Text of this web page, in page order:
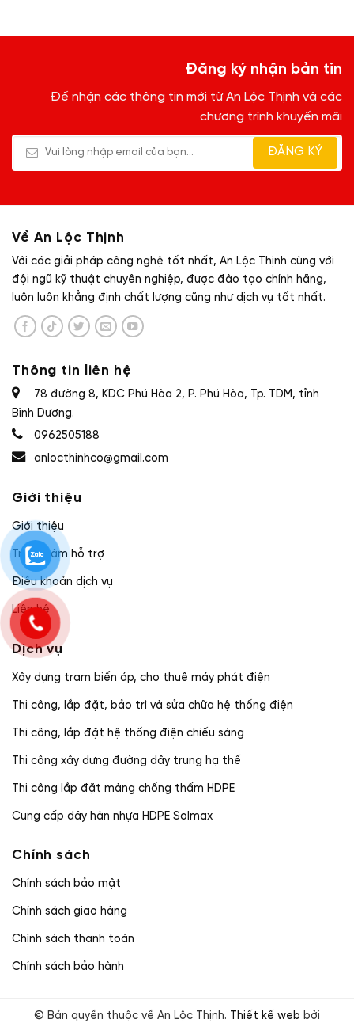
Đăng ký nhận bản tin
Đế nhận các thông tin mới từ An Lộc Thịnh và các
chương trình khuyến mãi
Về An Lộc Thịnh
Với các giải pháp công nghệ tốt nhất, An Lộc Thịnh cùng với
đội ngũ kỹ thuật chuyên nghiệp, được đào tạo chính hãng,
luôn luôn khẳng định chất lượng cũng như dịch vụ tốt nhất.
Thông tin liên hệ
78 đường 8, KDC Phú Hòa 2, P. Phú Hòa, Tp. TDM, tỉnh
Bình Dương.
0962505188
anlocthinhco@gmail.com
Giới thiệu
Giới thiệu
Trung tâm hỗ trợ
Điều khoản dịch vụ
Liên hệ
Dịch vụ
Xây dựng trạm biến áp, cho thuê máy phát điện
Thi công, lắp đặt, bảo trì và sửa chữa hệ thống điện
Thi công, lắp đặt hệ thống điện chiếu sáng
Thi công xây dựng đường dây trung hạ thế
Thi công lắp đặt màng chống thấm HDPE
Cung cấp dây hàn nhựa HDPE Solmax
Chính sách
Chính sách bảo mật
Chính sách giao hàng
Chính sách thanh toán
Chính sách bảo hành
© Bản quyền thuộc về An Lộc Thịnh. Thiết kế web bởi